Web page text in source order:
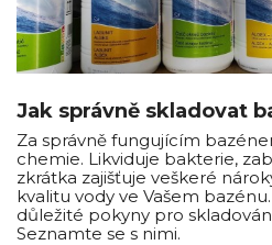
Jak správně skladovat
Za správně fungujícím
chemie. Likviduje bakterie,
zkrátka zajišťuje veškeré
kvalitu vody ve Vašem
důležité pokyny pro
Seznamte se s nimi.